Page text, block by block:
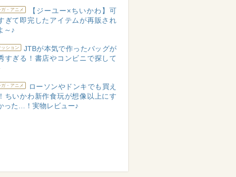
ガ・アニメ
【ジーユー×ちいかわ】可
ぎて即完したアイテムが再販され
～♪
ッション
JTBが本気で作ったバッグが
すぎる！書店やコンビニで探して
ガ・アニメ
ローソンやドンキでも買え
ちいかわ新作食玩が想像以上にす
った…！実物レビュー♪